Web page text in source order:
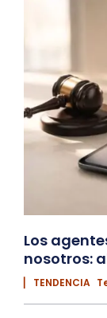
Los
nosotros:
▏ TENDENCIA